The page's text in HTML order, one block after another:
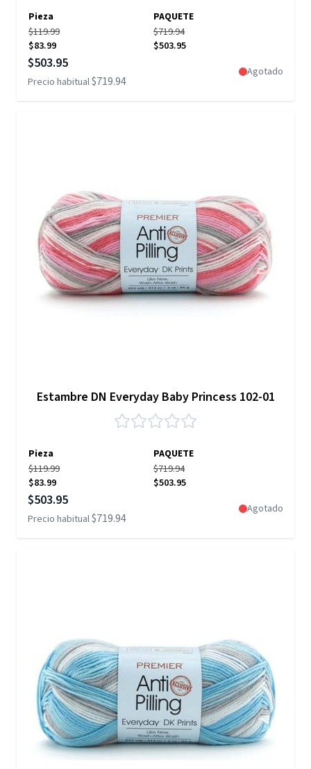
Pieza
PAQUETE
$119.99
$83.99
$719.94
$503.95
Precio especial
$503.95
Precio habitual$719.94
Agotado
Estambre DN Everyday Baby Princess 102-01
Pieza
PAQUETE
$119.99
$83.99
$719.94
$503.95
Precio especial
$503.95
Precio habitual$719.94
Agotado